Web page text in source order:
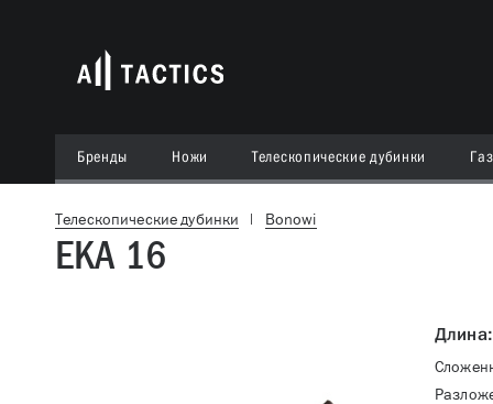
Бренды Ножи Телескопические дубинки
Телескопические дубинки | Bonowi
EKA 16
Длина: